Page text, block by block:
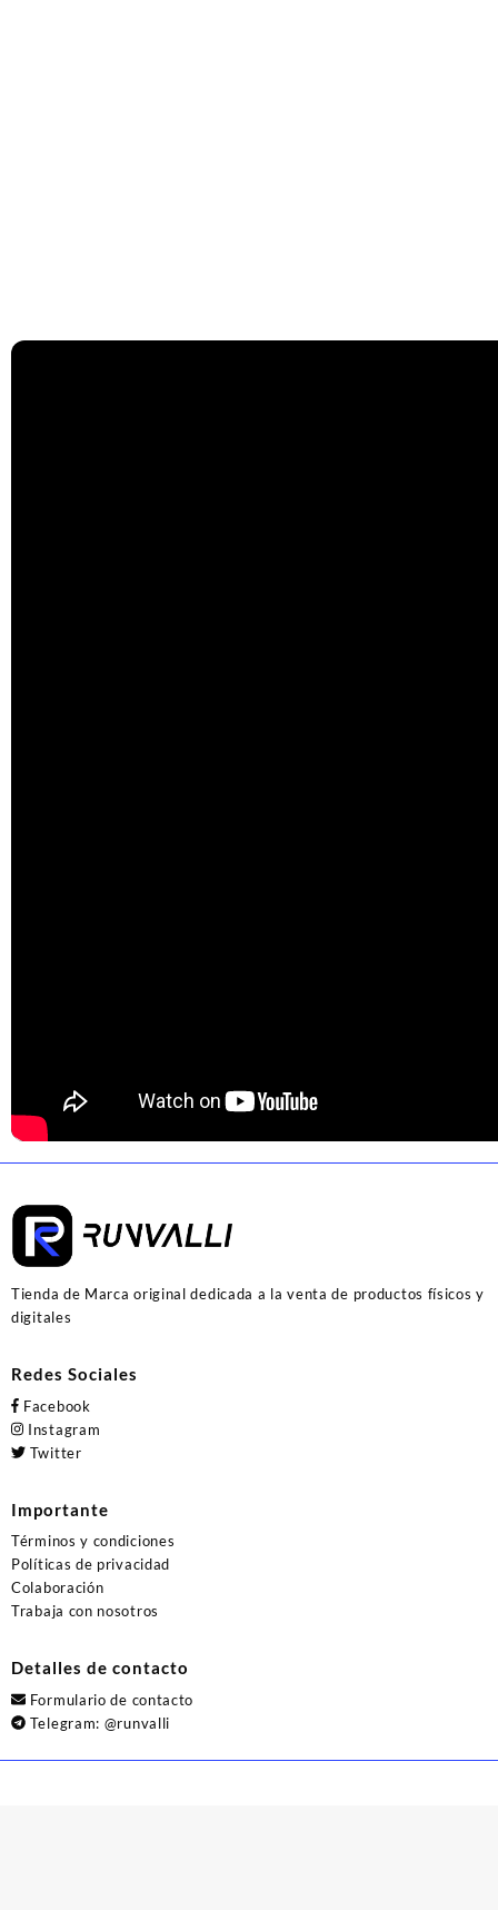
Tienda de Marca original dedicada a la venta de productos físicos y
digitales
Redes Sociales
Facebook
Instagram
Twitter
Importante
Términos y condiciones
Políticas de privacidad
Colaboración
Trabaja con nosotros
Detalles de contacto
Formulario de contacto
Telegram: @runvalli